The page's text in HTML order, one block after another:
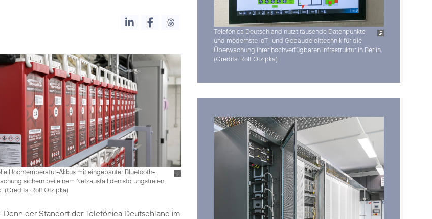
Hochtemperatur-Akkus mit eingebauter Bluetooth-
sichern bei einem Netzausfall den störungsfreien
(Credits: Rolf Otzipka)
der Standort der Telefónica Deutschland im
Telefónica Deutschland nutzt tausende Datenpunkte
und modernste IoT- und Gebäudeleittechnik für die
Überwachung ihrer hochverfügbaren Infrastruktur in Berlin.
(Credits: Rolf Otzipka)